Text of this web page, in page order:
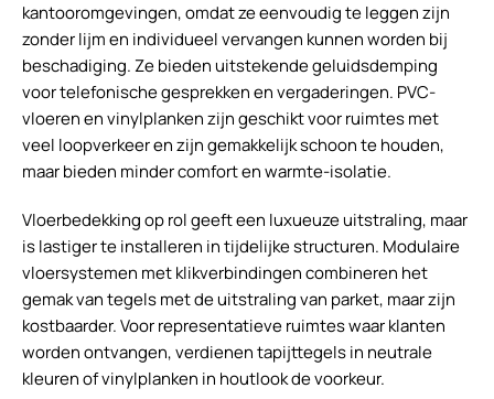
kantooromgevingen, omdat ze eenvoudig te leggen zijn
zonder lijm en individueel vervangen kunnen worden bij
beschadiging. Ze bieden uitstekende geluidsdemping
voor telefonische gesprekken en vergaderingen. PVC-
vloeren en vinylplanken zijn geschikt voor ruimtes met
veel loopverkeer en zijn gemakkelijk schoon te houden,
maar bieden minder comfort en warmte-isolatie.
Vloerbedekking op rol geeft een luxueuze uitstraling, maar
is lastiger te installeren in tijdelijke structuren. Modulaire
vloersystemen met klikverbindingen combineren het
gemak van tegels met de uitstraling van parket, maar zijn
kostbaarder. Voor representatieve ruimtes waar klanten
worden ontvangen, verdienen tapijttegels in neutrale
kleuren of vinylplanken in houtlook de voorkeur.